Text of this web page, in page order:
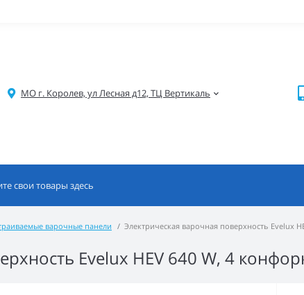
МО г. Королев, ул Лесная д12, ТЦ Вертикаль
варочные панели Электрическая варочная поверхность Evelux
Evelux HEV 640 W, 4